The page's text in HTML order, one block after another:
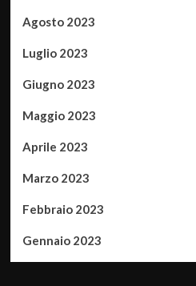
Agosto 2023
Luglio 2023
Giugno 2023
Maggio 2023
Aprile 2023
Marzo 2023
Febbraio 2023
Gennaio 2023